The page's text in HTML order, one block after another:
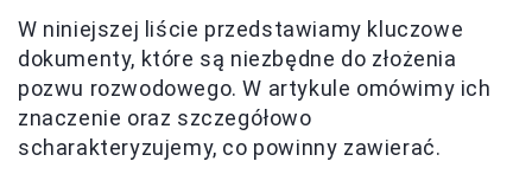
W niniejszej liście przedstawiamy kluczowe
dokumenty, które są niezbędne do złożenia
pozwu rozwodowego. W artykule omówimy ich
znaczenie oraz szczegółowo
scharakteryzujemy, co powinny zawierać.